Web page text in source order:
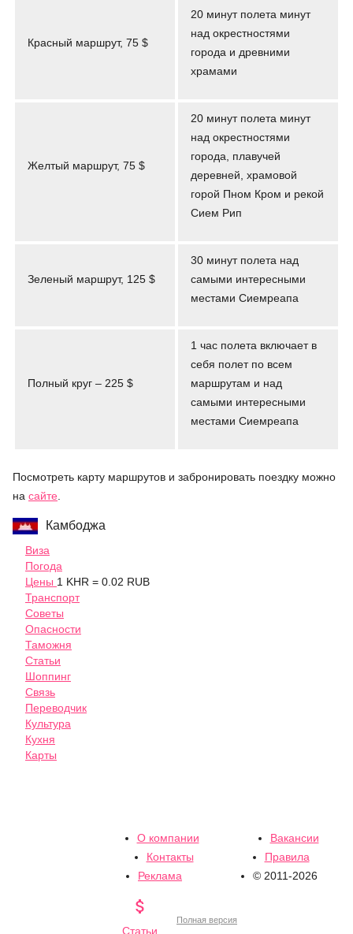
Красный маршрут, 75 $
20 минут полета минут
над окрестностями
города и древними
храмами
Желтый маршрут, 75 $
20 минут полета минут
над окрестностями
города, плавучей
деревней, храмовой
горой Пном Кром и рекой
Сием Рип
Зеленый маршрут, 125 $
30 минут полета над
самыми интересными
местами Сиемреапа
Полный круг – 225 $
1 час полета включает в
себя полет по всем
маршрутам и над
самыми интересными
местами Сиемреапа
Посмотреть карту маршрутов и забронировать поездку можно
на сайте
Камбоджа
Виза
Погода
Цены 1 KHR = 0.02 RUB
Транспорт
Советы
Опасности
Таможня
Статьи
Шоппинг
Связь
Переводчик
Культура
Кухня
Карты
О компании
Вакансии
Контакты
Правила
Реклама
© 2011-2026

Статьи
Полная версия